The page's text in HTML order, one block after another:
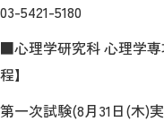
学生生活
キャリア
03-5421-5180
■心理学研究科 心理学
程】
第一次試験(8月31日(木)